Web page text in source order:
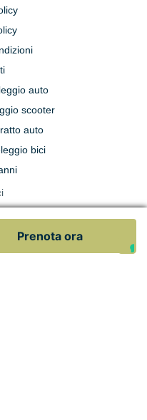
Prenota ora
auto
scooter
auto
bici